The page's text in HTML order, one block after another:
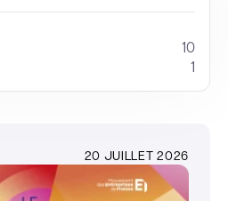
10
1
20 JUILLET 2026